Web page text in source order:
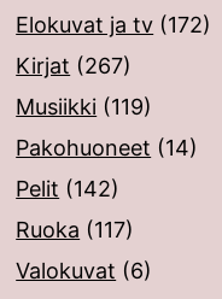
Elokuvat ja tv (172)
Kirjat (267)
Musiikki (119)
Pakohuoneet (14)
Pelit (142)
Ruoka (117)
Valokuvat (6)